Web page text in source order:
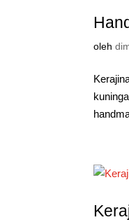
oleh